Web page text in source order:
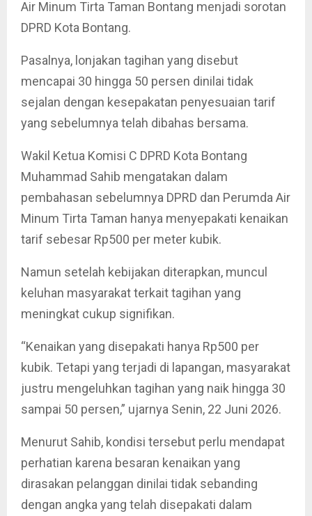
Air Minum Tirta Taman Bontang menjadi sorotan
DPRD Kota Bontang.
Pasalnya, lonjakan tagihan yang disebut
mencapai 30 hingga 50 persen dinilai tidak
sejalan dengan kesepakatan penyesuaian tarif
yang sebelumnya telah dibahas bersama.
Wakil Ketua Komisi C DPRD Kota Bontang
Muhammad Sahib mengatakan dalam
pembahasan sebelumnya DPRD dan Perumda Air
Minum Tirta Taman hanya menyepakati kenaikan
tarif sebesar Rp500 per meter kubik.
Namun setelah kebijakan diterapkan, muncul
keluhan masyarakat terkait tagihan yang
meningkat cukup signifikan.
“Kenaikan yang disepakati hanya Rp500 per
kubik. Tetapi yang terjadi di lapangan, masyarakat
justru mengeluhkan tagihan yang naik hingga 30
sampai 50 persen,” ujarnya Senin, 22 Juni 2026.
Menurut Sahib, kondisi tersebut perlu mendapat
perhatian karena besaran kenaikan yang
dirasakan pelanggan dinilai tidak sebanding
dengan angka yang telah disepakati dalam